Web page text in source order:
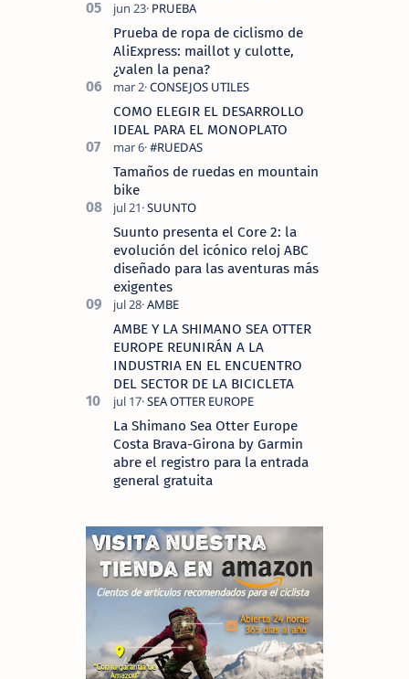
Prueba de ropa de ciclismo de
AliExpress: maillot y culotte,
¿valen la pena?
COMO ELEGIR EL DESARROLLO
IDEAL PARA EL MONOPLATO
Tamaños de ruedas en mountain
bike
Suunto presenta el Core 2: la
evolución del icónico reloj ABC
diseñado para las aventuras más
exigentes
AMBE Y LA SHIMANO SEA OTTER
EUROPE REUNIRÁN A LA
INDUSTRIA EN EL ENCUENTRO
DEL SECTOR DE LA BICICLETA
La Shimano Sea Otter Europe
Costa Brava-Girona by Garmin
abre el registro para la entrada
general gratuita